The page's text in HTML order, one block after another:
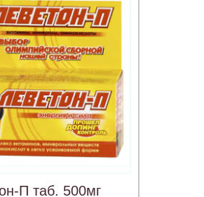
П таб. 500мг